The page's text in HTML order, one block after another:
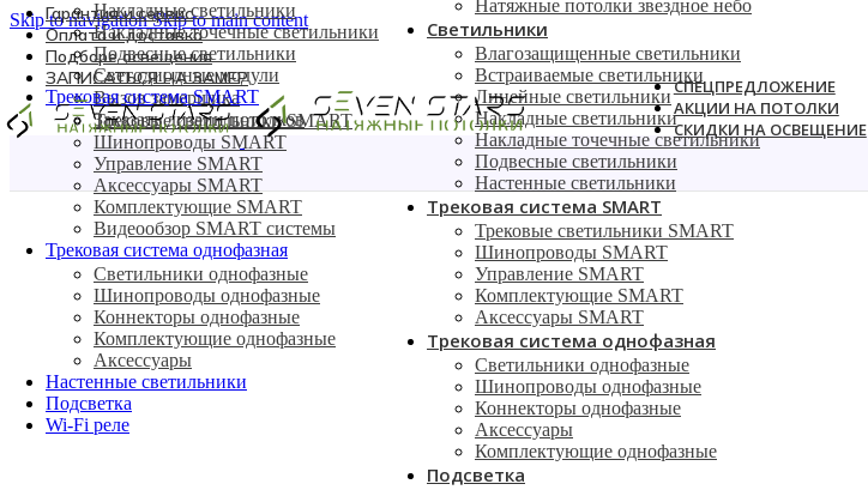
Skip to navigationSkip to main content
Гарантия и сервис
Оплата и доставка
Подборе освещения
ЗАПИСАТЬСЯ НА ЗАМЕР
Вызов замерщика
Заказать дизайн потолков
СПЕЦПРЕДЛОЖЕНИЕ
АКЦИИ НА ПОТОЛКИ
СКИДКИ НА ОСВЕЩЕНИЕ
Накладные светильники
Накладные точечные светильники
Подвесные светильники
Светодиодные модули
Трековая система SMART
Трековые светильники SMART
Шинопроводы SMART
Управление SMART
Аксессуары SMART
Комплектующие SMART
Видеообзор SMART системы
Трековая система однофазная
Светильники однофазные
Шинопроводы однофазные
Коннекторы однофазные
Комплектующие однофазные
Аксессуары
Настенные светильники
Подсветка
Wi-Fi реле
Натяжные потолки звездное небо
Светильники
Влагозащищенные светильники
Встраиваемые светильники
Линейные светильники
Накладные светильники
Накладные точечные светильники
Подвесные светильники
Настенные светильники
Трековая система SMART
Трековые светильники SMART
Шинопроводы SMART
Управление SMART
Комплектующие SMART
Аксессуары SMART
Трековая система однофазная
Светильники однофазные
Шинопроводы однофазные
Коннекторы однофазные
Аксессуары
Комплектующие однофазные
Подсветка
Главная Светильники/ Встраиваемые светильники Встраиваемый светильник Denkirs DK2018-WH